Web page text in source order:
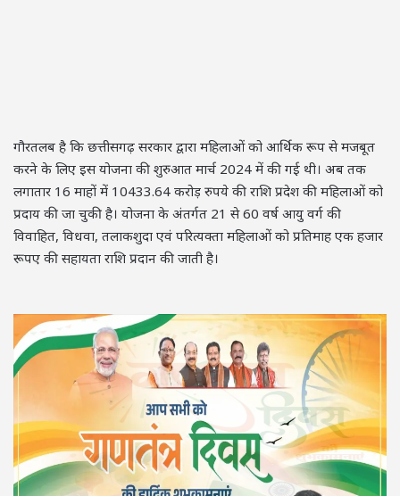
गौरतलब है कि छत्तीसगढ़ सरकार द्वारा महिलाओं को आर्थिक रूप से मजबूत
करने के लिए इस योजना की शुरुआत मार्च 2024 में की गई थी। अब तक
लगातार 16 माहों में 10433.64 करोड़ रुपये की राशि प्रदेश की महिलाओं को
प्रदाय की जा चुकी है। योजना के अंतर्गत 21 से 60 वर्ष आयु वर्ग की
विवाहित, विधवा, तलाकशुदा एवं परित्यक्ता महिलाओं को प्रतिमाह एक हजार
रूपए की सहायता राशि प्रदान की जाती है।